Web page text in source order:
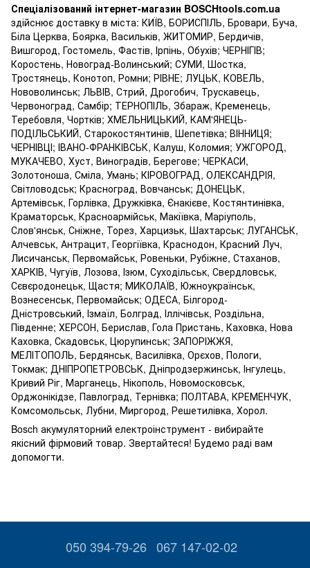
Спеціалізований інтернет-магазин BOSCHtools.com.ua
здійснює доставку в міста: КИЇВ, БОРИСПІЛЬ, Бровари, Буча,
Біла Церква, Боярка, Васильків, ЖИТОМИР, Бердичів,
Вишгород, Гостомель, Фастів, Ірпінь, Обухів; ЧЕРНІГІВ;
Коростень, Новоград-Волинський; СУМИ, Шостка,
Тростянець, Конотоп, Ромни; РІВНЕ; ЛУЦЬК, КОВЕЛЬ,
Нововолинськ; ЛЬВІВ, Стрий, Дрогобич, Трускавець,
Червоноград, Самбір; ТЕРНОПІЛЬ, Збараж, Кременець,
Теребовля, Чортків; ХМЕЛЬНИЦЬКИЙ, КАМ'ЯНЕЦЬ-
ПОДІЛЬСЬКИЙ, Старокостянтинів, Шепетівка; ВІННИЦЯ;
ЧЕРНІВЦІ; ІВАНО-ФРАНКІВСЬК, Калуш, Коломия; УЖГОРОД,
МУКАЧЕВО, Хуст, Виноградів, Берегове; ЧЕРКАСИ,
Золотоноша, Сміла, Умань; КІРОВОГРАД, ОЛЕКСАНДРІЯ,
Світловодськ; Красноград, Вовчанськ; ДОНЕЦЬК,
Артемівськ, Горлівка, Дружківка, Єнакієве, Костянтинівка,
Краматорськ, Красноармійськ, Макіївка, Маріуполь,
Слов'янськ, Сніжне, Торез, Харцизьк, Шахтарськ; ЛУГАНСЬК,
Алчевськ, Антрацит, Георгіївка, Краснодон, Красний Луч,
Лисичанськ, Первомайськ, Ровеньки, Рубіжне, Стаханов,
ХАРКІВ, Чугуїв, Лозова, Ізюм, Суходільськ, Свердловськ,
Сєвєродонецьк, Щастя; МИКОЛАЇВ, Южноукраїнськ,
Вознесенськ, Первомайськ; ОДЕСА, Білгород-
Дністровський, Ізмаїл, Болград, Іллічівськ, Роздільна,
Південне; ХЕРСОН, Берислав, Гола Пристань, Каховка, Нова
Каховка, Скадовськ, Цюрупинськ; ЗАПОРІЖЖЯ,
МЕЛІТОПОЛЬ, Бердянськ, Василівка, Орєхов, Пологи,
Токмак; ДНІПРОПЕТРОВСЬК, Дніпродзержинськ, Інгулець,
Кривий Ріг, Марганець, Нікополь, Новомосковськ,
Орджонікідзе, Павлоград, Тернівка; ПОЛТАВА, КРЕМЕНЧУК,
Комсомольськ, Лубни, Миргород, Решетилівка, Хорол.
Bosch акумуляторний електроінструмент - вибирайте
якісний фірмовий товар. Звертайтеся! Будемо раді вам
допомогти.
050 394-79-26 067 147-02-02